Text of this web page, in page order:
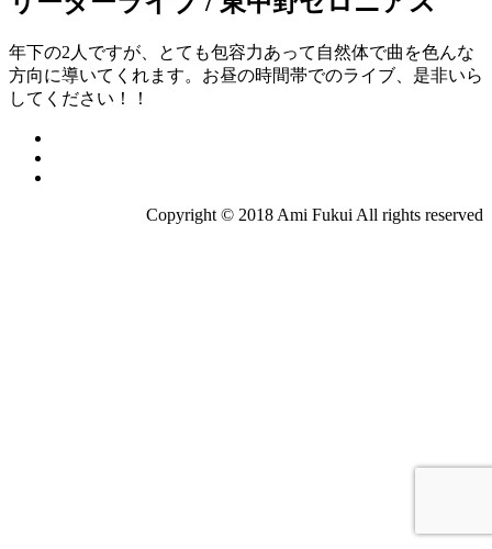
年下の2人ですが、とても包容力あって自然体で曲を色んな
方向に導いてくれます。お昼の時間帯でのライブ、是非いら
してください！！
Copyright © 2018 Ami Fukui All rights reserved